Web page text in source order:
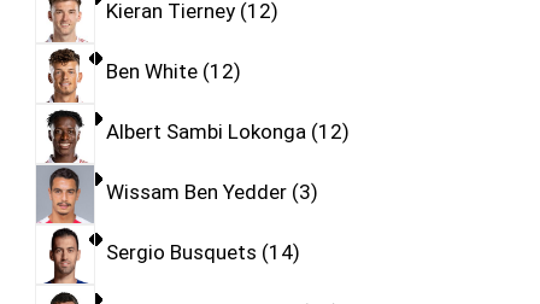
Kieran Tierney 12
Ben White 12
Albert Sambi Lokonga 12
Wissam Ben Yedder 3
Sergio Busquets 14